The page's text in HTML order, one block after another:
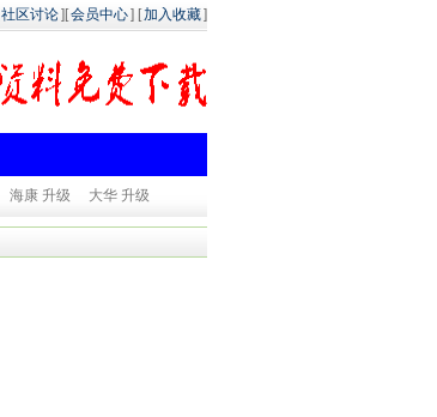
社区讨论][会员中心] [加入收藏]
海康 升级 大华 升级